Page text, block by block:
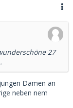
27
Damen an
neben nem